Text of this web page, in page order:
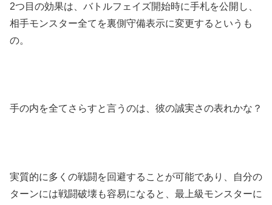
2つ目の効果は、バトルフェイズ開始時に手札を公開し、
相手モンスター全てを裏側守備表示に変更するというも
の。
手の内を全てさらすと言うのは、彼の誠実さの表れかな？
実質的に多くの戦闘を回避することが可能であり、自分の
ターンには戦闘破壊も容易になると、最上級モンスターに